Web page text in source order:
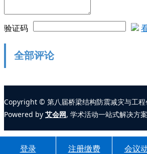
验证码
全部评论
Copyright © 第八届桥梁结构防震减灾与工程
Powered by 艾会网, 学术活动一站式解决方案
登录 注册缴费 会议